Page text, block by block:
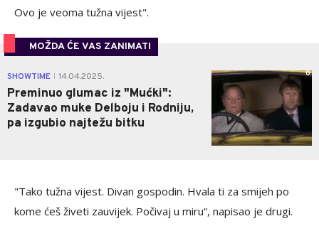
Ovo je veoma tužna vijest".
MOŽDA ĆE VAS ZANIMATI
SHOWTIME 14.04.2025.
Preminuo glumac iz "Mućki":
Zadavao muke Delboju i Rodniju,
pa izgubio najtežu bitku
0
"Tako tužna vijest. Divan gospodin. Hvala ti za smijeh po
kome ćeš živeti zauvijek. Počivaj u miru“, napisao je drugi.